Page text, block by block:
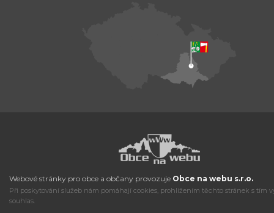
Webové stránky pro obce a občany provozuje Obce na webu s.r.o.
Při poskytování služeb nám pomáhají cookies, prohlížením těchto stránek s tím
souhlas.